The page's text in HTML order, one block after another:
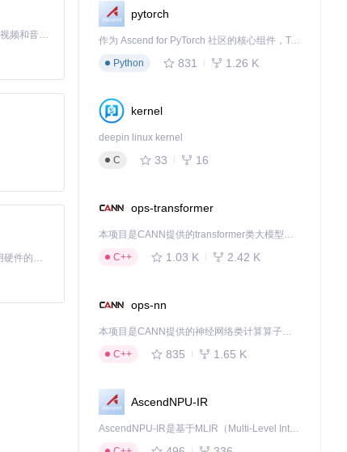
MiniMax H3 是一个通用的全模态生成系统。它支持对由文本、图像、视频和音频组成的多模态上下文进行统一理解，并能生成分辨率高达 2K、时长可达 15 秒的带原生立体声音频的视频。得益于面向任务泛化的系统设计，H3 在预训练阶段就已具备广泛的多模态上下文理解与生成能力，能够出色地执行复杂的多模态指令。
基于Python的Xiaozhi AI，适用于想要完整Xiaozhi体验而无需拥有专用硬件的用户。
pytorch
作为 Ascend for PyTorch 社区的核心组件，TorchNPU 是昇腾专为 PyTorch 打造的深度学习适配插件，使 PyTorch 框架能够直接调用昇腾 NPU，为开发者提供昇腾 AI 处理器的超强算力。
Python
831 1.26 K
kernel
deepin linux kernel
C
33 16
ops-transformer
本项目是CANN提供的transformer类大模型算子库，实现网络在NPU上加速计算。
C++
1.03 K 2.42 K
ops-nn
本项目是CANN提供的神经网络类计算算子库，实现网络在NPU上加速计算。
C++
835 1.65 K
AscendNPU-IR
AscendNPU-IR是基于MLIR（Multi-Level Intermediate Representation）构建的，面向昇腾亲和算子编译时使用的中间表示，提供昇腾完备表达能力，通过编译优化提升昇腾AI处理器计算效率，支持通过生态框架使能昇腾AI处理器与深度调优